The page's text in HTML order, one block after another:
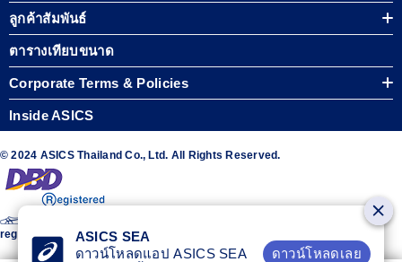
ลูกค้าสัมพันธ์
ตารางเทียบขนาด
Corporate Terms & Policies
Inside ASICS
© 2024 ASICS Thailand Co., Ltd. All Rights Reserved.
The stripe design featured on the sides of the ASICS® shoes is a
registered trademark of ASICS Corporation
ASICS SEA
ดาวน์โหลดแอป ASICS SEA
ดาวน์โหลดเลย